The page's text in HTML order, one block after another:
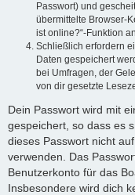
Passwort) und
übermittelte Browser-
ist online?“-Funktion
Schließlich erfordern
Daten gespeichert
bei Umfragen, der
von dir gesetzte
Dein Passwort wird mit
gespeichert, so dass es
dieses Passwort nicht
verwenden. Das
Benutzerkonto für das
Insbesondere wird dich